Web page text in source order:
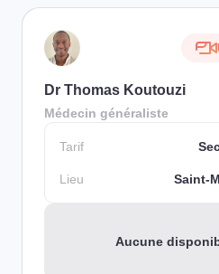
Dr Thomas Koutouzi
Médecin généraliste
Tarif
Lieu Saint-
Aucune